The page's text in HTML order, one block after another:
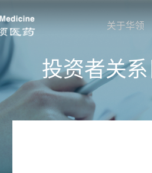
关于华领
投资者关系